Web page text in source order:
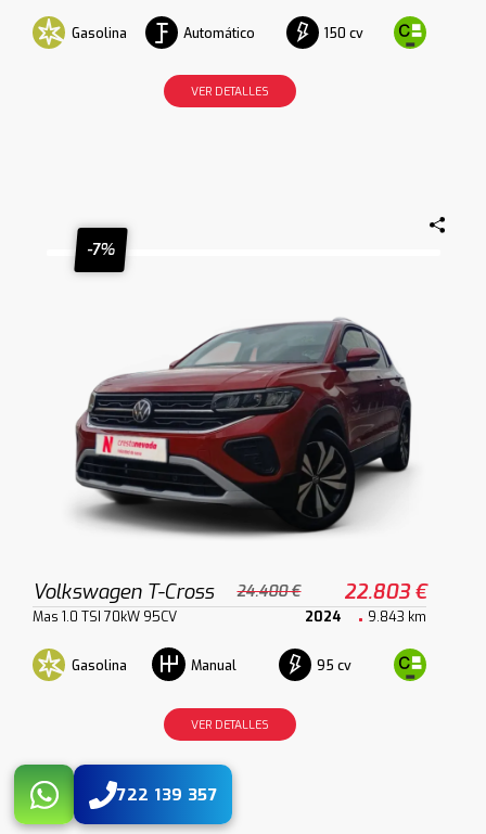
Gasolina Automático 150 cv
VER DETALLES
-7%
Volkswagen T-Cross 24.400 € 22.803 €
Mas 1.0 TSI 70kW 95CV 2024 9.843 km
Gasolina Manual 95 cv
VER DETALLES
722 139 357